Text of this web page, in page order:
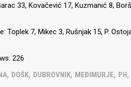
33, Kovačević 17, Kuzmanić 8,
Toplek 7, Mikec 3, Rušnjak 15, P.
226
, DOŠK, DUBROVNIK, MEĐIMURJE, PH,
trener seniorske